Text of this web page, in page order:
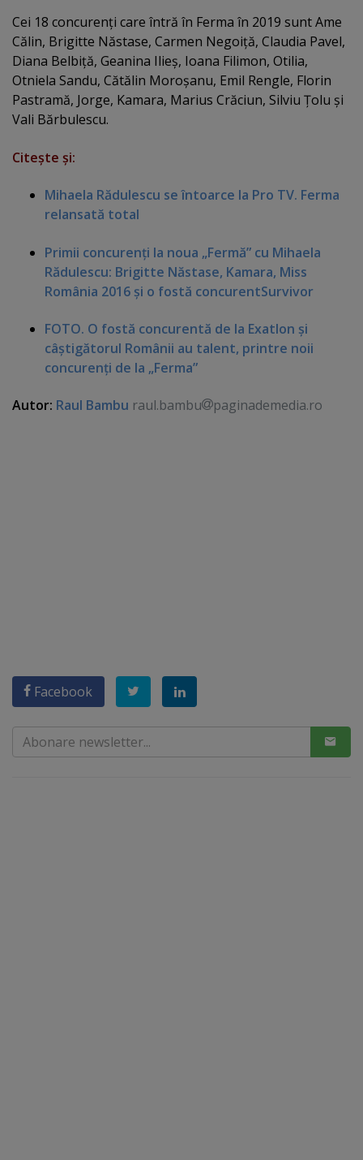
Cei 18 concurenţi care întră în Ferma în 2019 sunt Ame
Călin, Brigitte Năstase, Carmen Negoiţă, Claudia Pavel,
Diana Belbiţă, Geanina Ilieş, Ioana Filimon, Otilia,
Otniela Sandu, Cătălin Moroşanu, Emil Rengle, Florin
Pastramă, Jorge, Kamara, Marius Crăciun, Silviu Ţolu şi
Vali Bărbulescu.
Citeşte şi:
Mihaela Rădulescu se întoarce la Pro TV. Ferma
relansată total
Primii concurenţi la noua „Fermă” cu Mihaela
Rădulescu: Brigitte Năstase, Kamara, Miss
România 2016 şi o fostă concurentSurvivor
FOTO. O fostă concurentă de la Exatlon şi
câştigătorul Românii au talent, printre noii
concurenţi de la „Ferma”
Autor: Raul Bambu raul.bambu paginademedia.ro
Facebook